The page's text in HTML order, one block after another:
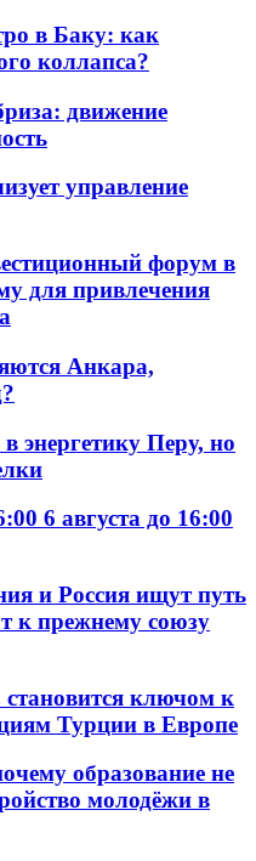
в Баку: как
коллапса?
движение
управление
форум в
для привлечения
Анкара,
энергетику Перу, но
6 августа до 16:00
и Россия ищут путь
к прежнему союзу
ключом к
Турции в Европе
образование не
молодёжи в